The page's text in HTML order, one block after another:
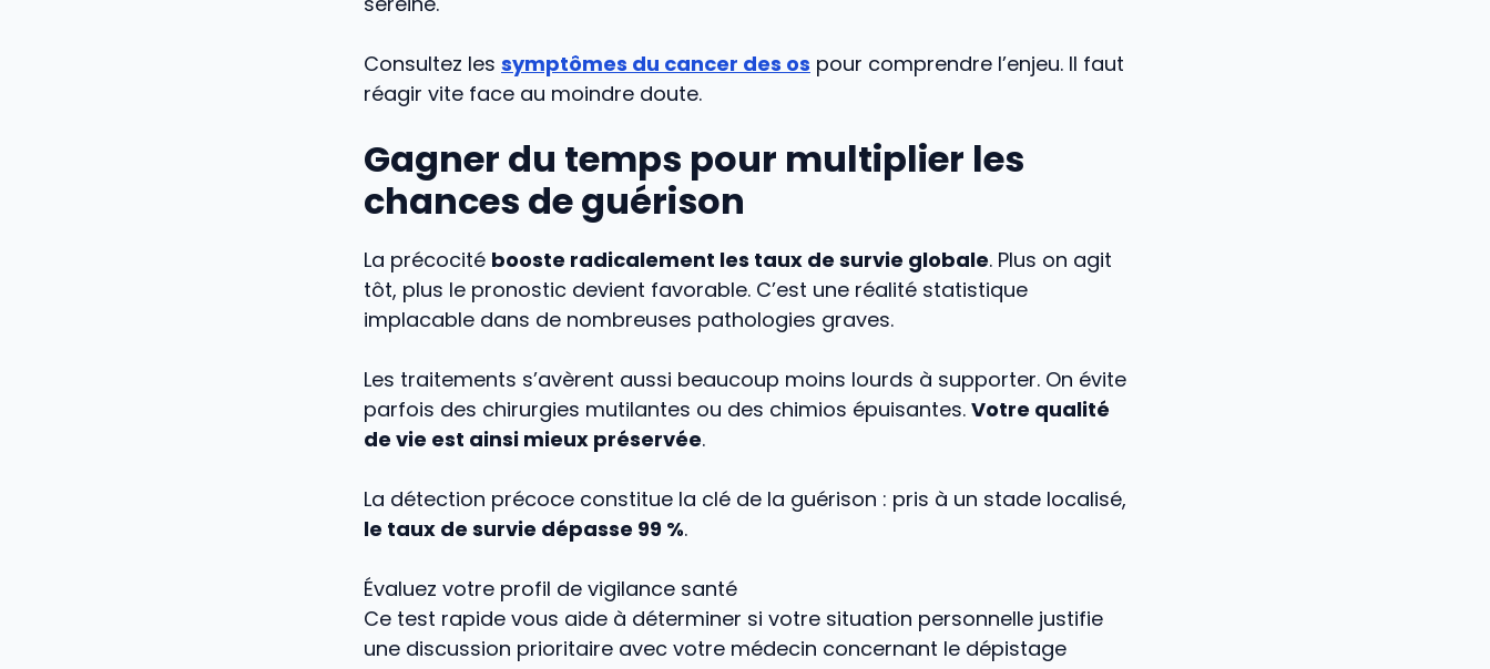
Consultez les symptômes du cancer des os pour comprendre l’enjeu. Il faut
réagir vite face au moindre doute.
Gagner du temps pour multiplier les
chances de guérison
La précocité booste radicalement les taux de survie globale. Plus on agit
tôt, plus le pronostic devient favorable. C’est une réalité statistique
implacable dans de nombreuses pathologies graves.
Les traitements s’avèrent aussi beaucoup moins lourds à supporter. On évite
parfois des chirurgies mutilantes ou des chimios épuisantes. Votre qualité
de vie est ainsi mieux préservée.
La détection précoce constitue la clé de la guérison : pris à un stade localisé,
le taux de survie dépasse 99 %.
Évaluez votre profil de vigilance santé
Ce test rapide vous aide à déterminer si votre situation personnelle justifie
une discussion prioritaire avec votre médecin concernant le dépistage